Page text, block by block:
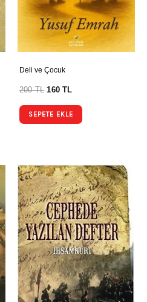
Deli ve Çocuk
200TL 160TL
SEPETE EKLE